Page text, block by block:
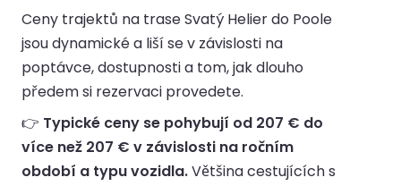
Ceny trajektů na trase Svatý Helier do Poole
jsou dynamické a liší se v závislosti na
poptávce, dostupnosti a tom, jak dlouho
předem si rezervaci provedete.
👉 Typické ceny se pohybují od 207 € do
více než 207 € v závislosti na ročním
období a typu vozidla.Většina cestujících s